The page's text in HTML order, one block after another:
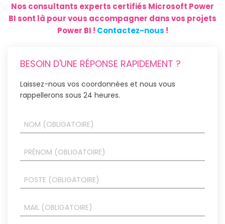
Nos consultants experts certifiés Microsoft Power
BI sont là pour vous accompagner dans vos projets
Power BI ! Contactez-nous !
BESOIN D'UNE RÉPONSE RAPIDEMENT ?
Laissez-nous vos coordonnées et nous vous
rappellerons sous 24 heures.